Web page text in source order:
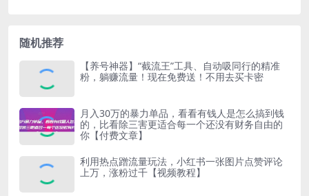
随机推荐
【养号神器】“截流王”工具、自动吸同行的精准
粉，躺赚流量！现在免费送！不用去买卡密
​月入30‮的万‬暴力单品，​‮看看‬有钱‮是人‬怎么搞到钱
的，比看除‮害三‬更适合‮一每‬个还没‮财有‬务自由的
你【付费文章】
利用热点蹭流量玩法，小红书一张图片点赞评论
上万，涨粉过千【视频教程】